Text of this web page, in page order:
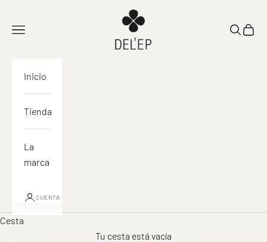
Abrir navegación
Abrir la
Ver
Inicio
Tienda
La
marca
CUENTA
Cesta
Tu cesta está vacía